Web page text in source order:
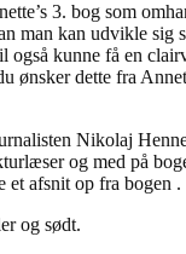
3. bog som
man kan udvikle sig
også kunne få en
ønsker dette fra
Nikolaj
og med på
et afsnit op fra bogen .
og sødt.